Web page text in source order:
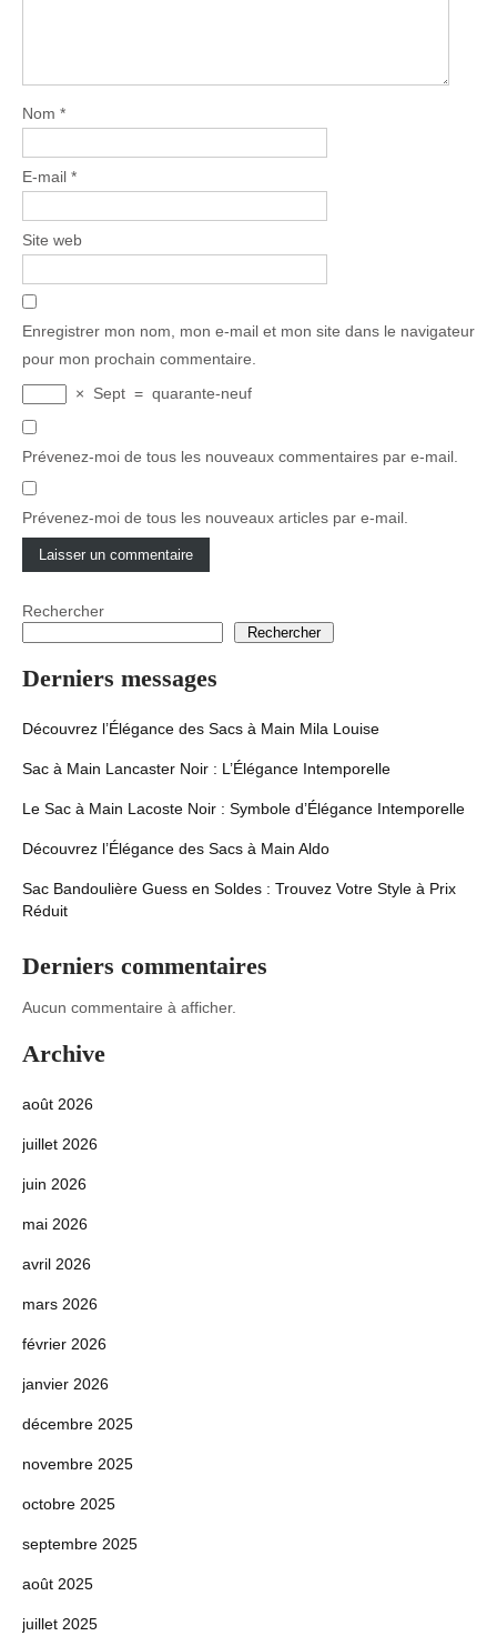
Nom *
E-mail *
Site web
Enregistrer mon nom, mon e-mail et mon site dans le navigateur
pour mon prochain commentaire.
×
Sept = quarante-neuf
Prévenez-moi de tous les nouveaux commentaires par e-mail.
Prévenez-moi de tous les nouveaux articles par e-mail.
Rechercher
Rechercher
Derniers messages
Découvrez l’Élégance des Sacs à Main Mila Louise
Sac à Main Lancaster Noir : L’Élégance Intemporelle
Le Sac à Main Lacoste Noir : Symbole d’Élégance Intemporelle
Découvrez l’Élégance des Sacs à Main Aldo
Sac Bandoulière Guess en Soldes : Trouvez Votre Style à Prix
Réduit
Derniers commentaires
Aucun commentaire à afficher.
Archive
août 2026
juillet 2026
juin 2026
mai 2026
avril 2026
mars 2026
février 2026
janvier 2026
décembre 2025
novembre 2025
octobre 2025
septembre 2025
août 2025
juillet 2025